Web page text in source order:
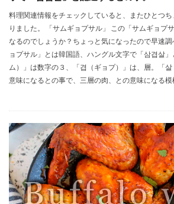
料理関連情報をチェックしていると、またひとつ
りました。 「サムギョプサル」 この「サムギョプ
なるのでしょうか？ちょっと気になったので早速
ョプサル」とは韓国語、ハングル文字で「삼겹살
ム）」は数字の３、「겹（ギョプ）」は、層。「
意味になるとの事で、三層の肉、との意味になる